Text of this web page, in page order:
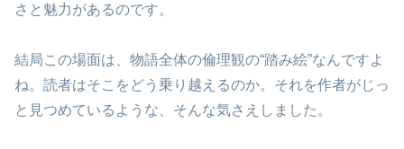
さと魅力があるのです。
結局この場面は、物語全体の倫理観の“踏み絵”なんですよ
ね。読者はそこをどう乗り越えるのか。それを作者がじっ
と見つめているような、そんな気さえしました。